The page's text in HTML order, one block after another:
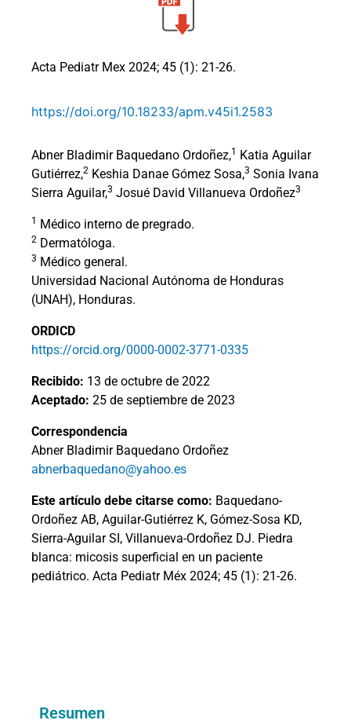
Acta Pediatr Mex 2024; 45 (1): 21-26.
https://doi.org/10.18233/apm.v45i1.2583
Abner Bladimir Baquedano Ordoñez,1
Katia Aguilar
Gutiérrez,2 Keshia Danae Gómez Sosa,3 Sonia Ivana
Sierra Aguilar,3 Josué David Villanueva Ordoñez3
1 Médico interno de pregrado.
2 Dermatóloga.
3 Médico general.
Universidad Nacional Autónoma de Honduras
(UNAH), Honduras.
ORDICD
https://orcid.org/0000-0002-3771-0335
Recibido: 13 de octubre de 2022
Aceptado: 25 de septiembre de 2023
Correspondencia
Abner Bladimir Baquedano Ordoñez
abnerbaquedano@yahoo.es
Este artículo debe citarse como: Baquedano-
Ordoñez AB, Aguilar-Gutiérrez K, Gómez-Sosa KD,
Sierra-Aguilar SI, Villanueva-Ordoñez DJ. Piedra
blanca: micosis superficial en un paciente
pediátrico. Acta Pediatr Méx 2024; 45 (1): 21-26.
Resumen